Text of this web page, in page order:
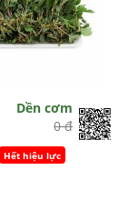
Dền cơm
0 đ
Hết hiệu lực